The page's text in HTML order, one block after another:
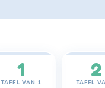
1
TAFEL VAN 1
2
TAFEL